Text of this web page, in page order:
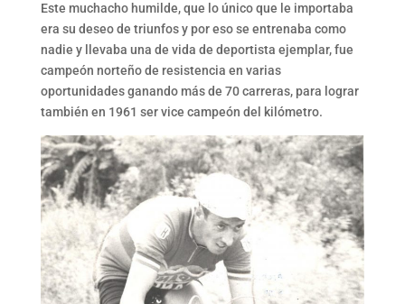
Este muchacho humilde, que lo único que le importaba
era su deseo de triunfos y por eso se entrenaba como
nadie y llevaba una de vida de deportista ejemplar, fue
campeón norteño de resistencia en varias
oportunidades ganando más de 70 carreras, para lograr
también en 1961 ser vice campeón del kilómetro.